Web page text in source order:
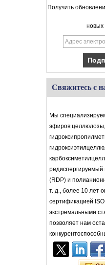
Получить
новых
Свяжитесь с
Мы
эфиров целлюлозы,
(RDP) и
т. д., более 10 лет
сертификацией
экстремальными
позволяет нам